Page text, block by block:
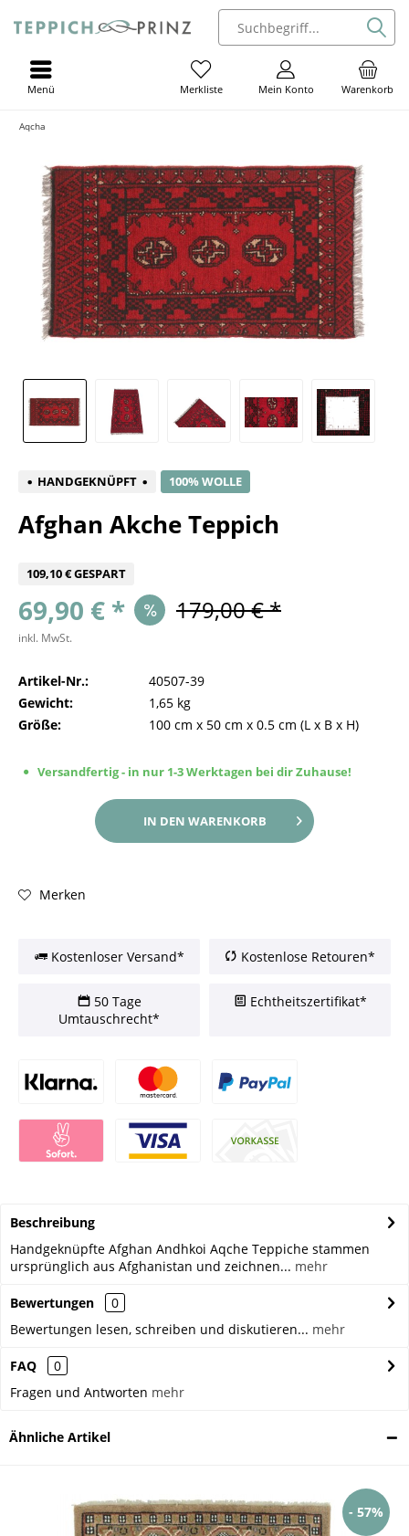
Warenkorb
Mein Konto
Merkliste
Menü
Aqcha
HANDGEKNÜPFT 100% WOLLE
Afghan Akche Teppich
109,10 € GESPART
69,90 € * 179,00 € *
inkl. MwSt.
Artikel-Nr.:
40507-39
Gewicht:
1,65 kg
Größe:
100 cm x 50 cm x 0.5 cm (L x B x H)
Versandfertig - in nur 1-3 Werktagen bei dir Zuhause!
IN DEN WARENKORB
Merken
Kostenloser Versand* Kostenlose Retouren*
50 Tage
Umtauschrecht*
Echtheitszertifikat*
Beschreibung
Handgeknüpfte Afghan Andhkoi Aqche Teppiche stammen
ursprünglich aus Afghanistan und zeichnen... mehr
Bewertungen
0
Bewertungen lesen, schreiben und diskutieren... mehr
FAQ
0
Fragen und Antworten mehr
Ähnliche Artikel
- 57%